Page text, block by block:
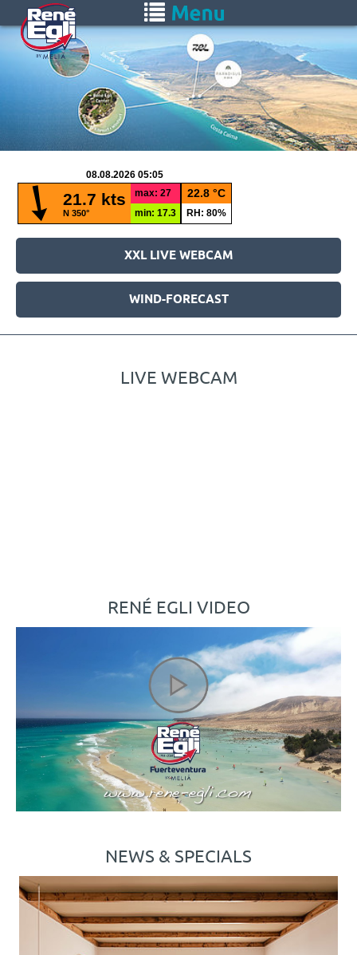
Saltar
al
contenido
principal
navigation
XXL LIVE WEBCAM
WIND-FORECAST
LIVE WEBCAM
RENÉ EGLI VIDEO
NEWS & SPECIALS